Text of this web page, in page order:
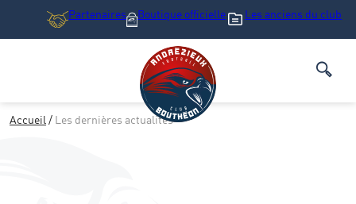
Partenaires Boutique officielle Les anciens du club
Accueil / Les dernières actualités